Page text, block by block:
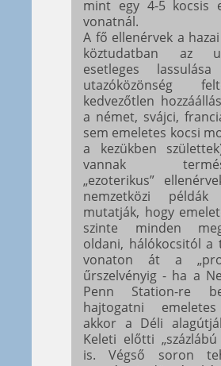
mint egy 4-5 kocsis
vonatnál.
A fő ellenérvek a
köztudatban az
esetleges
utazóközönség
kedvezőtlen
a német, svájci,
sem emeletes kocsi
a kezükben
vannak
„ezoterikus”
nemzetközi
mutatják, hogy
szinte minden
oldani, hálókocsitól a
vonaton át a
űrszelvényig - ha a
Penn Station-re
hajtogatni
akkor a Déli
Keleti előtti
is. Végső soron